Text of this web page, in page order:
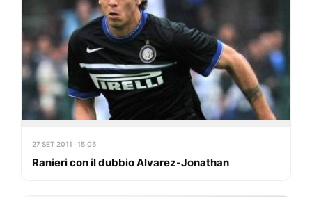
27 SET 2011 · 15:05
Ranieri con il dubbio Alvarez-Jonathan